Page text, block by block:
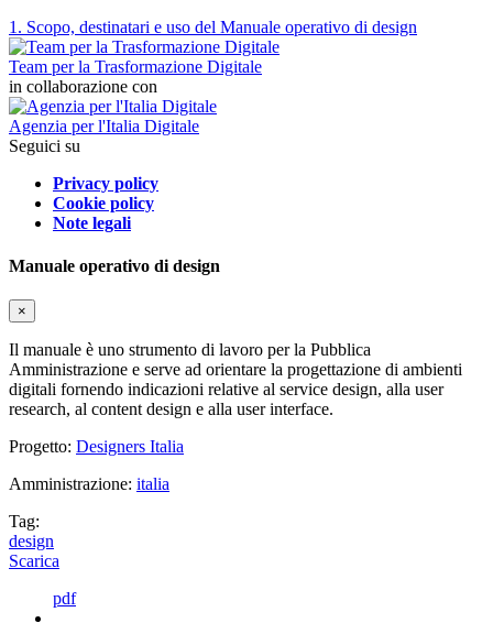
1. Scopo, destinatari e uso del Manuale operativo di design
Team per la Trasformazione Digitale
in collaborazione con
Agenzia per l'Italia Digitale
Seguici su
Privacy policy
Cookie policy
Note legali
Manuale operativo di design
×
Il manuale è uno strumento di lavoro per la Pubblica
Amministrazione e serve ad orientare la progettazione di ambienti
digitali fornendo indicazioni relative al service design, alla user
research, al content design e alla user interface.
Progetto: Designers Italia
Amministrazione: italia
Tag:
design
Scarica
pdf